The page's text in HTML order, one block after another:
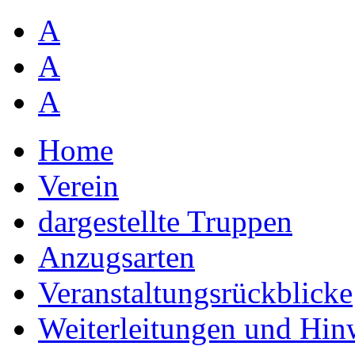
A
A
A
Home
Verein
dargestellte Truppen
Anzugsarten
Veranstaltungsrückblicke
Weiterleitungen und